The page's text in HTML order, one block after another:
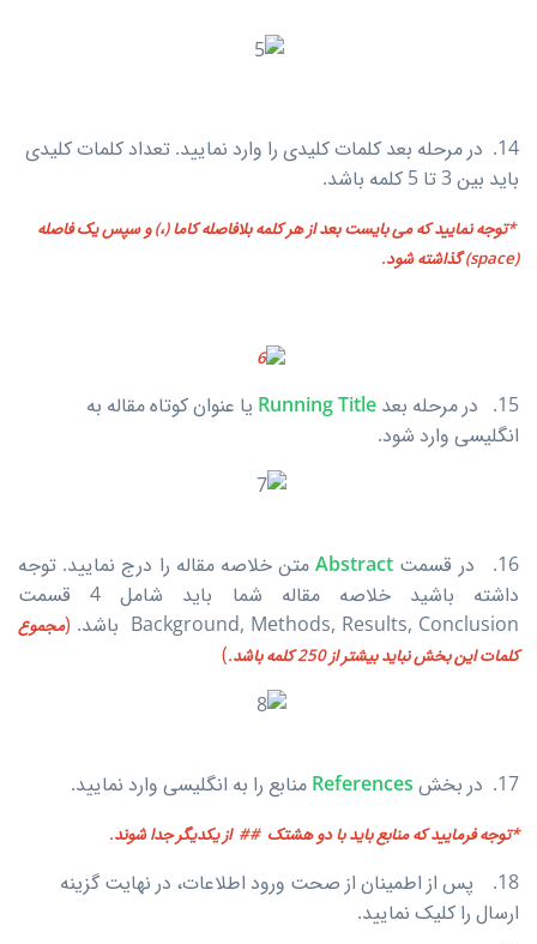
14. در مرحله بعد کلمات کلیدی را وارد نمایید. تعداد کلمات کلیدی
باید بین 3 تا 5 کلمه باشد.
*توجه نمایید که می بایست بعد از هر کلمه بلافاصله کاما (،) و سپس یک فاصله
(space) گذاشته شود.
15. در مرحله بعد Running Title یا عنوان کوتاه مقاله به
انگلیسی وارد شود.
16. در قسمت Abstract متن خلاصه مقاله را درج نمایید. توجه
داشته باشید خلاصه مقاله شما باید شامل 4 قسمت
Background, Methods, Results, Conclusion باشد.
(مجموع
کلمات این بخش نباید بیشتر از 250 کلمه باشد.
)
17. در بخش References منابع را به انگلیسی وارد نمایید.
*توجه فرمایید که منابع باید با دو هشتک ## از یکدیگر جدا شوند.
18. پس از اطمینان از صحت ورود اطلاعات، در نهایت گزینه
ارسال را کلیک نمایید.